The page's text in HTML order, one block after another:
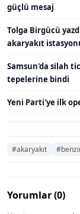
güçlü mesaj
Tolga Birgücü
akaryakıt
Samsun'da silah
tepelerine bindi
Yeni Parti'ye ilk
#akaryakıt
Yorumlar (0)